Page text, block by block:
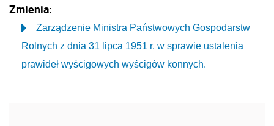
Zmienia:
Zarządzenie Ministra Państwowych Gospodarstw
Rolnych z dnia 31 lipca 1951 r. w sprawie ustalenia
prawideł wyścigowych wyścigów konnych.